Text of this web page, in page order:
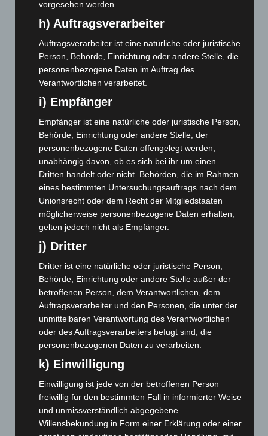
März 2026(115)
Februar 2026(109)
Januar 2026(122)
Dezember 2025(103)
November 2025(114)
September 2025
(93)
August 2025 (90)
Juli 2025(90)
Juni 2025(103)
Mai 2025
(112)
April 2025(88)
März 2025(111)
Januar 2025
Dezember 2024(89)
November 2024 (94)
Oktober 2024(93)
September 2024 (112)
August 2024(107)
Juli 2024 (89)
Juni 2024(107)
Mai 2024(149)
April 2024(102)
vorgesehen werden.
h) Auftragsverarbeiter
Auftragsverarbeiter ist eine natürliche oder juristische
Person, Behörde, Einrichtung oder andere Stelle, die
personenbezogene Daten im Auftrag des
Verantwortlichen verarbeitet.
i) Empfänger
Empfänger ist eine natürliche oder juristische Person,
Behörde, Einrichtung oder andere Stelle, der
personenbezogene Daten offengelegt werden,
unabhängig davon, ob es sich bei ihr um einen
Dritten handelt oder nicht. Behörden, die im Rahmen
eines bestimmten Untersuchungsauftrags nach dem
Unionsrecht oder dem Recht der Mitgliedstaaten
möglicherweise personenbezogene Daten erhalten,
gelten jedoch nicht als Empfänger.
j) Dritter
Dritter ist eine natürliche oder juristische Person,
Behörde, Einrichtung oder andere Stelle außer der
betroffenen Person, dem Verantwortlichen, dem
Auftragsverarbeiter und den Personen, die unter der
unmittelbaren Verantwortung des Verantwortlichen
oder des Auftragsverarbeiters befugt sind, die
personenbezogenen Daten zu verarbeiten.
k) Einwilligung
Einwilligung ist jede von der betroffenen Person
freiwillig für den bestimmten Fall in informierter Weise
und unmissverständlich abgegebene
Willensbekundung in Form einer Erklärung oder einer